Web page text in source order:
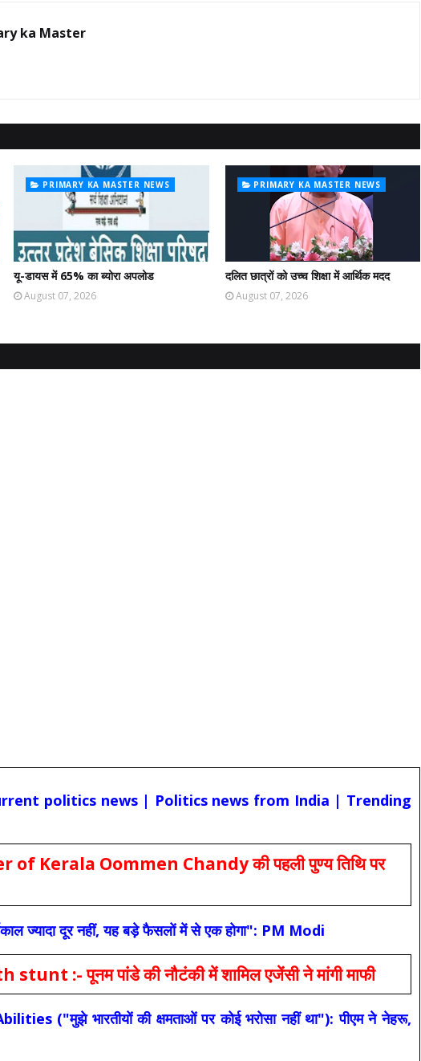
ka Master
PRIMARY KA MASTER NEWS
यू-डायस में 65% का ब्योरा अपलोड
August 07, 2026
PRIMARY KA MASTER NEWS
दलित छात्रों को उच्च शिक्षा में आर्थिक मदद
August 07, 2026
politics news | Politics news from India | Trending
Kerala Oommen Chandy की पहली पुण्य तिथि पर
ज्यादा दूर नहीं, यह बड़े फैसलों में से एक होगा": PM Modi
:- पूनम पांडे की नौटंकी में शामिल एजेंसी ने मांगी माफी
("मुझे भारतीयों की क्षमताओं पर कोई भरोसा नहीं था"): पीएम ने नेहरू,